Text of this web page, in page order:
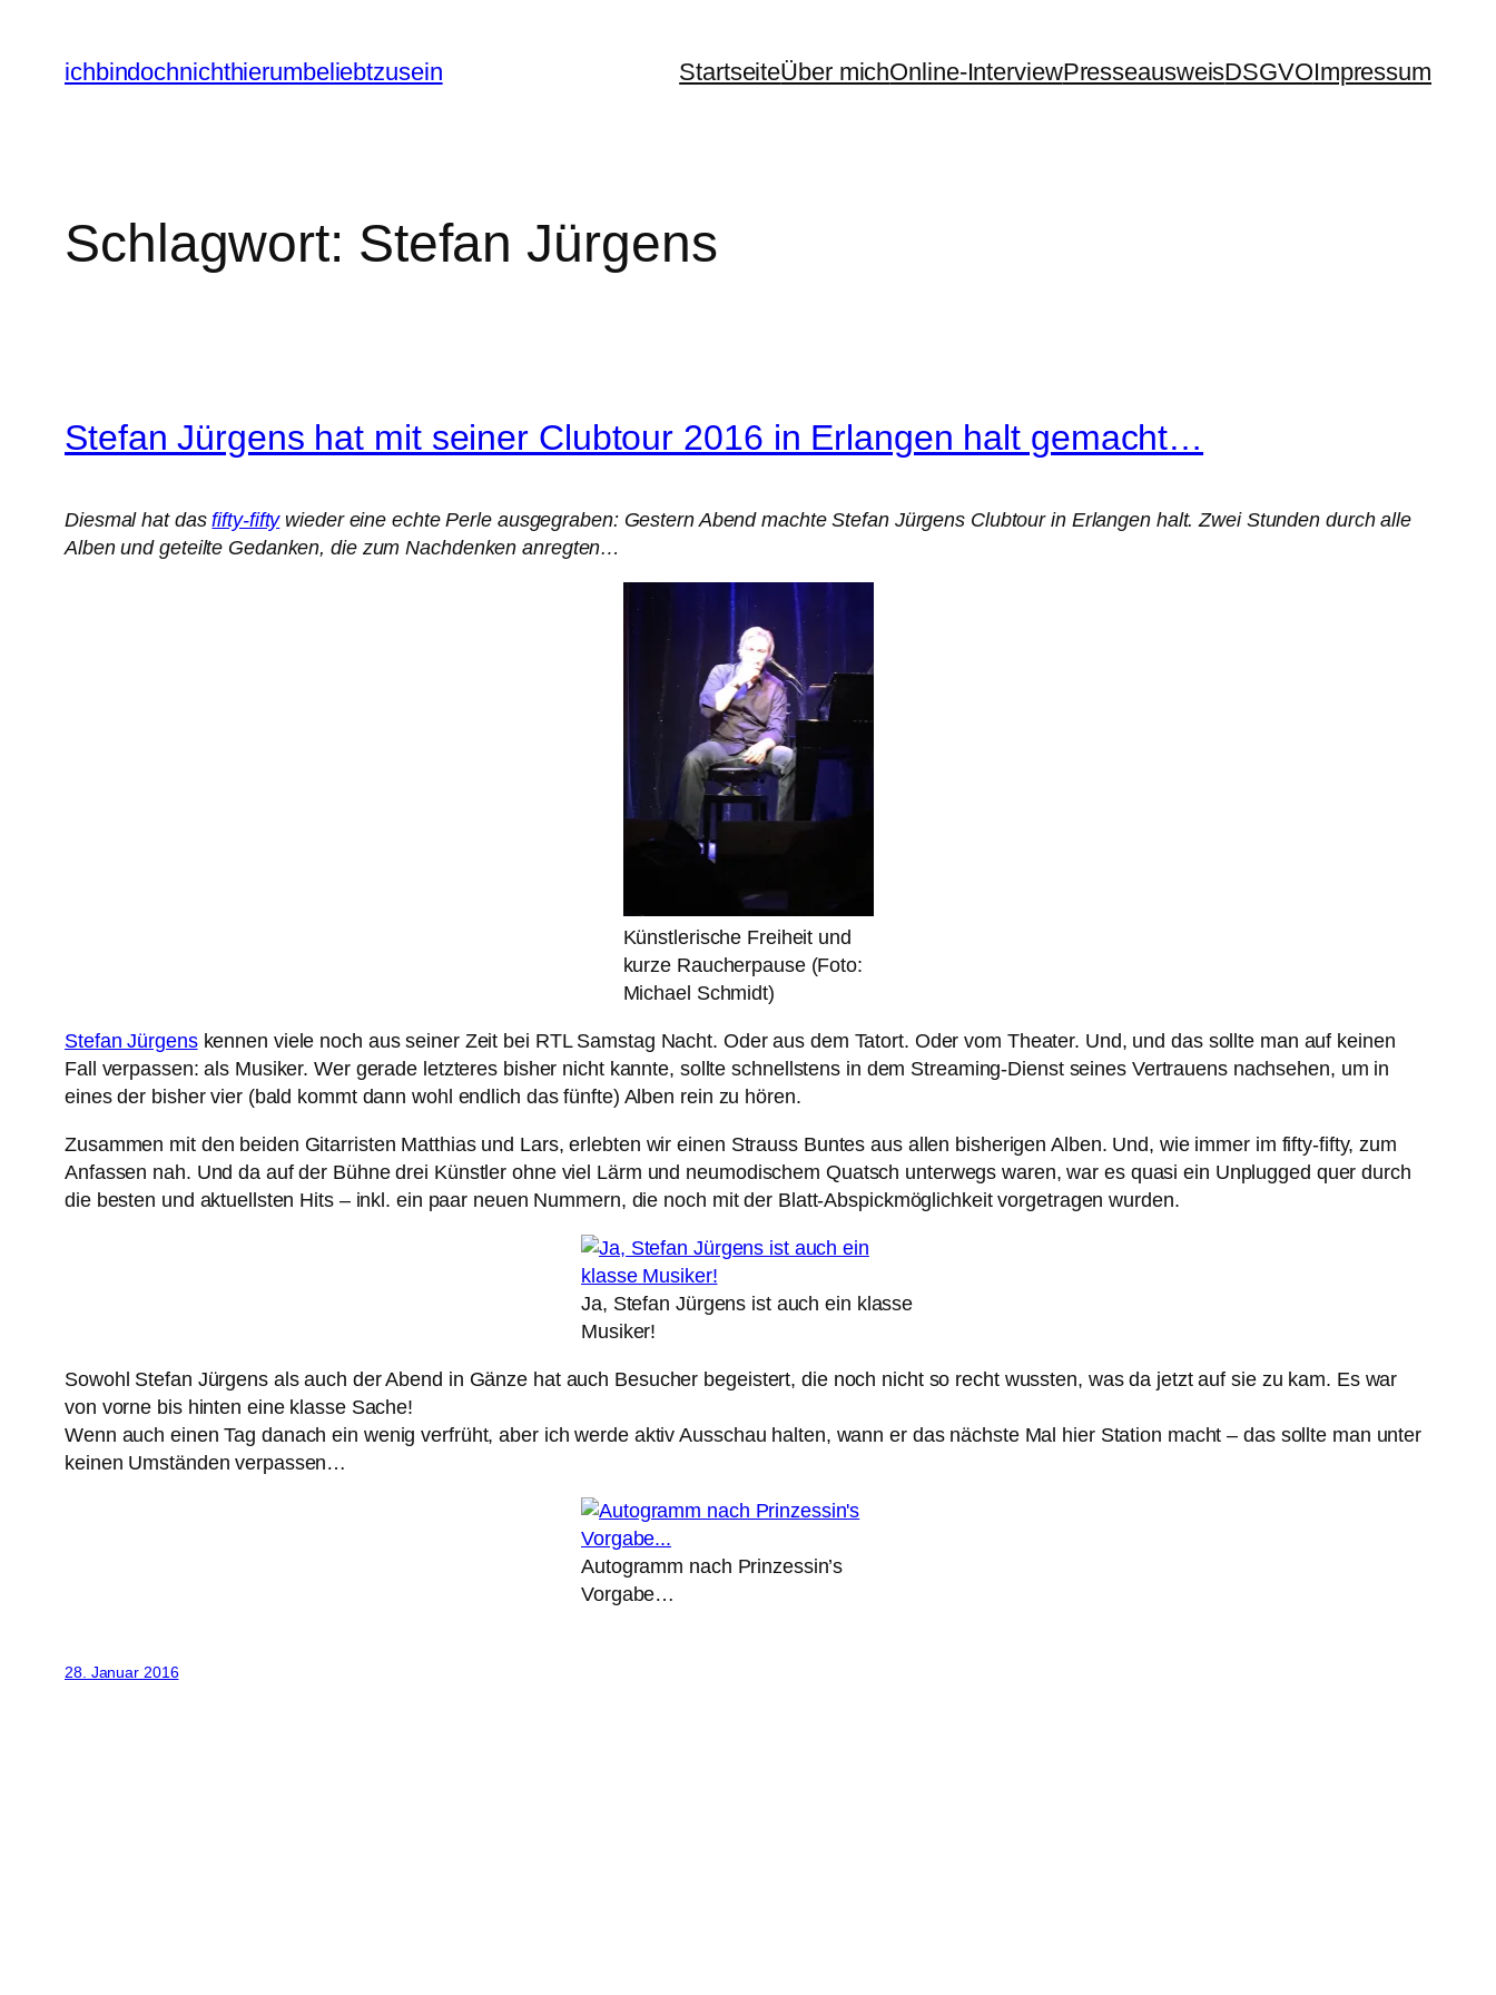
Inhalt
springen
ichbindochnichthierumbeliebtzusein StartseiteÜber michOnline-InterviewPresseausweisDSGVOImpressum
Schlagwort: Stefan Jürgens
Stefan Jürgens hat mit seiner Clubtour 2016 in Erlangen halt gemacht…
Diesmal hat dasfifty-fiftywieder eine echte Perle ausgegraben: Gestern Abend machte Stefan Jürgens Clubtour in Erlangen halt. Zwei Stunden durch alle
Alben und geteilte Gedanken, die zum Nachdenken anregten…
Künstlerische Freiheit und
kurze Raucherpause (Foto:
Michael Schmidt)
Stefan Jürgenskennen viele noch aus seiner Zeit bei RTL Samstag Nacht. Oder aus dem Tatort. Oder vom Theater. Und, und das sollte man auf keinen
Fall verpassen: als Musiker. Wer gerade letzteres bisher nicht kannte, sollte schnellstens in dem Streaming-Dienst seines Vertrauens nachsehen, um in
eines der bisher vier (bald kommt dann wohl endlich das fünfte) Alben rein zu hören.
Zusammen mit den beiden Gitarristen Matthias und Lars, erlebten wir einen Strauss Buntes aus allen bisherigen Alben. Und, wie immer im fifty-fifty, zum
Anfassen nah. Und da auf der Bühne drei Künstler ohne viel Lärm und neumodischem Quatsch unterwegs waren, war es quasi ein Unplugged quer durch
die besten und aktuellsten Hits – inkl. ein paar neuen Nummern, die noch mit der Blatt-Abspickmöglichkeit vorgetragen wurden.
Ja, Stefan Jürgens ist auch ein klasse
Musiker!
Sowohl Stefan Jürgens als auch der Abend in Gänze hat auch Besucher begeistert, die noch nicht so recht wussten, was da jetzt auf sie zu kam. Es war
von vorne bis hinten eine klasse Sache!
Wenn auch einen Tag danach ein wenig verfrüht, aber ich werde aktiv Ausschau halten, wann er das nächste Mal hier Station macht – das sollte man unter
keinen Umständen verpassen…
Autogramm nach Prinzessin’s
Vorgabe…
28. Januar 2016